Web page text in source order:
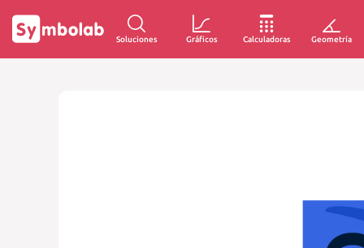
Soluciones Gráficos Calculadoras Geometría